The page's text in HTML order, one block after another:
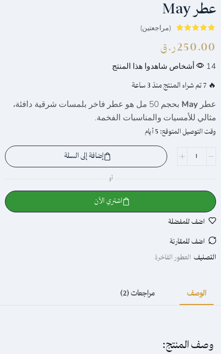
عطر May
(مراجعتين)
250.00ر.ق
14 أشخاص شاهدوا هذا المنتج
🔥 7 تم شراء المنتج منذ 3 ساعة
عطر May
بحجم 50 مل هو عطر فاخر بلمسات شرقية دافئة،
مثالي للأمسيات والمناسبات الفخمة.
وقت التوصيل المتوقع: 5 أيام
إضافة إلى السلة
أو
اشتري الآن
اضف للمفضلة
اضف للمقارنة
التصنيف العطور الفاخرة
الوصف مراجعات (2)
وصف المنتج: